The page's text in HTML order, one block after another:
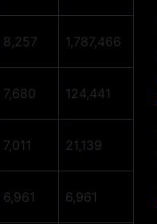
8,257 1,787,466
7,680 124,441
7,011 21,139
6,961 6,961